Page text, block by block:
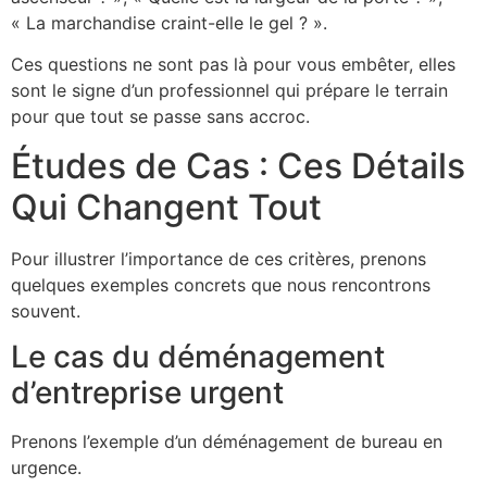
« La marchandise craint-elle le gel ? ».
Ces questions ne sont pas là pour vous embêter, elles
sont le signe d’un professionnel qui prépare le terrain
pour que tout se passe sans accroc.
Études de Cas : Ces Détails
Qui Changent Tout
Pour illustrer l’importance de ces critères, prenons
quelques exemples concrets que nous rencontrons
souvent.
Le cas du déménagement
d’entreprise urgent
Prenons l’exemple d’un déménagement de bureau en
urgence.